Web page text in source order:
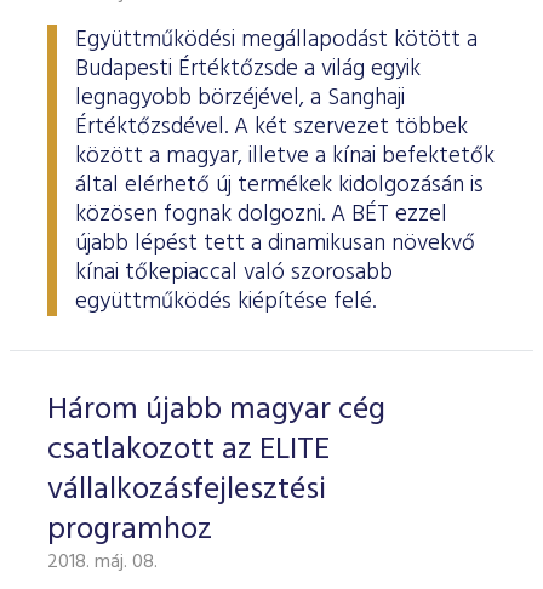
Együttműködési megállapodást kötött a
Budapesti Értéktőzsde a világ egyik
legnagyobb börzéjével, a Sanghaji
Értéktőzsdével. A két szervezet többek
között a magyar, illetve a kínai befektetők
által elérhető új termékek kidolgozásán is
közösen fognak dolgozni. A BÉT ezzel
újabb lépést tett a dinamikusan növekvő
kínai tőkepiaccal való szorosabb
együttműködés kiépítése felé.
Három újabb magyar cég
csatlakozott az ELITE
vállalkozásfejlesztési
programhoz
2018. máj. 08.